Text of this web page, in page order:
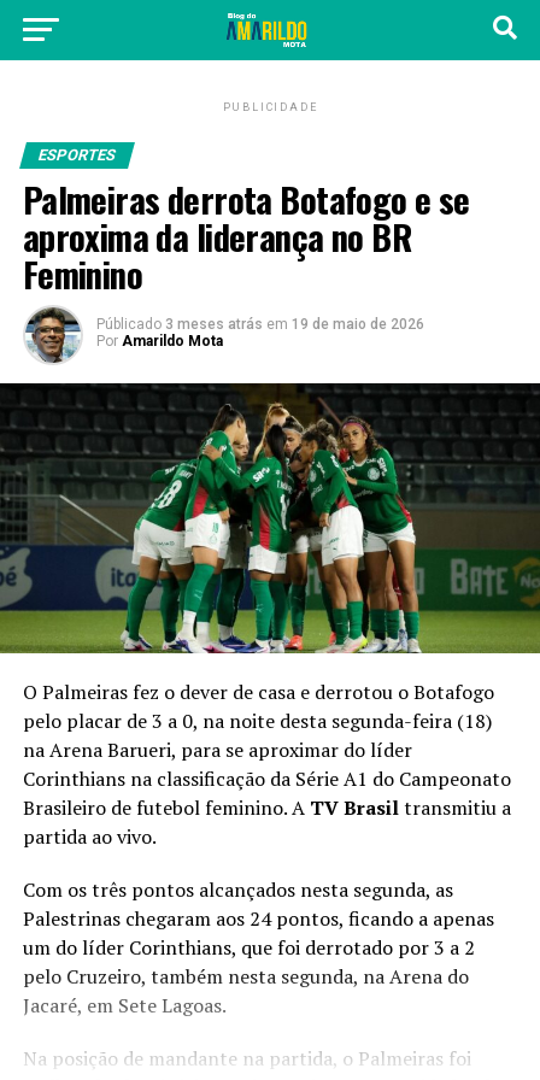
PUBLICIDADE
ESPORTES
Palmeiras derrota Botafogo e se
aproxima da liderança no BR
Feminino
Públicado 3 meses atrás em 19 de maio de 2026
Por Amarildo Mota
O Palmeiras fez o dever de casa e derrotou o Botafogo
pelo placar de 3 a 0, na noite desta segunda-feira (18)
na Arena Barueri, para se aproximar do líder
Corinthians na classificação da Série A1 do Campeonato
Brasileiro de futebol feminino. A TV Brasiltransmitiu a
partida ao vivo.
Com os três pontos alcançados nesta segunda, as
Palestrinas chegaram aos 24 pontos, ficando a apenas
um do líder Corinthians, que foi derrotado por 3 a 2
pelo Cruzeiro, também nesta segunda, na Arena do
Jacaré, em Sete Lagoas.
Na posição de mandante na partida, o Palmeiras foi